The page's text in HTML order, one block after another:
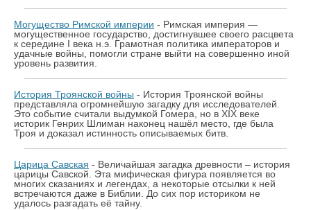
Могущество Римской империи - Римская империя —
могущественное государство, достигнувшее своего расцвета
к середине I века н.э. Грамотная политика императоров и
удачные войны, помогли стране выйти на совершенно иной
уровень развития.
История Троянской войны - История Троянской войны
представляла огромнейшую загадку для исследователей.
Это событие считали выдумкой Гомера, но в XIX веке
историк Генрих Шлиман наконец нашёл место, где была
Троя и доказал истинность описываемых битв.
Царица Савская - Величайшая загадка древности – история
царицы Савской. Эта мифическая фигура появляется во
многих сказаниях и легендах, а некоторые отсылки к ней
встречаются даже в Библии. До сих пор историком не
удалось разгадать её тайну.